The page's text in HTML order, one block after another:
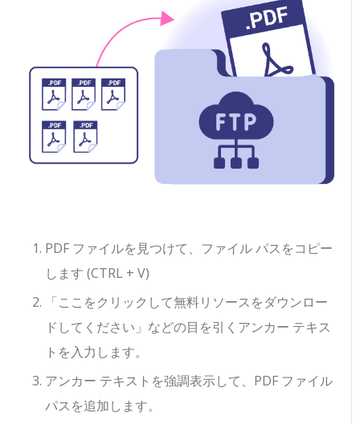
PDF ファイルを見つけて、ファイル パスをコピー
します (CTRL + V)
「ここをクリックして無料リソースをダウンロー
ドしてください」などの目を引くアンカー テキス
トを入力します。
アンカー テキストを強調表示して、PDF ファイル
パスを追加します。